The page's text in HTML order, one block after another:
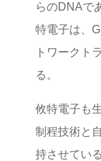
らのDNAで
特電子は、
トワークト
る。
攸特電子も
制程技術と
持させている